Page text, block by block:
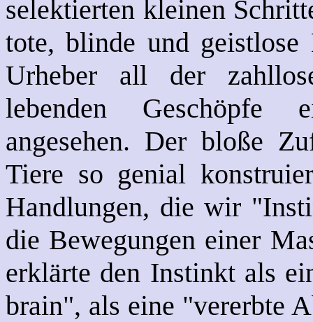
selektierten kleinen
tote, blinde und
Urheber all der
lebenden Geschöpfe
angesehen. Der bloße
Tiere so genial
Handlungen, die wir
die Bewegungen einer
erklärte den Instinkt als
brain", als eine "vererbte